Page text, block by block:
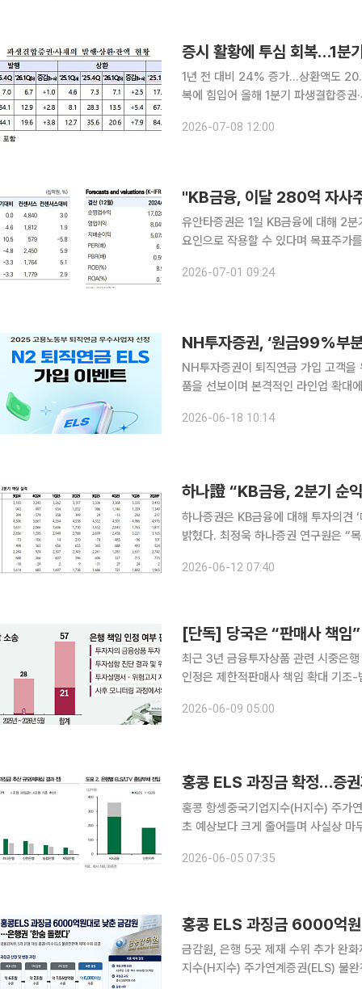
증시 활황에 투심 회복…1분
1년 전 대비 24% 증가…상환액도 20.6조
복에 힘입어 올해 1분기 파생결합증
독원이 9일 발표한 ‘올해 1분기 파생
2026-07-08 12:00
"KB금융, 이달 280억 자사
유안타증권은 1일 KB금융에 대해 2
요인으로 작용할 수 있다며 목표주
8306억원으로 컨센서스에 부합할 것
2026-07-01 09:24
NH투자증권, ‘원금99%부
NH투자증권이 퇴직연금 가입 고객
품을 선보이며 본격적인 라인업 확대에 나섰다. 18일 NH투자증권은 퇴직연
출시로 NH투자증권의 퇴직연금 전용
2026-06-18 10:14
하나證 “KB금융, 2분기 순
하나증권은 KB금융에 대해 투자의견
밝혔다. 최정욱 하나증권 연구원은 “목표주가 상향은 양호한 2분기 순익 전망과 향후 이익 추정치
의 2분기 추정 순이익을 1조9650억
2026-06-12 07:40
최근 3년 금융투자상품 관련 시중은
인정은 제한적판매사 책임 확대 기조-법원 판단 차
두고 있는 것으로 나타났다. 투자자
2026-06-09 05:00
홍콩 항셍중국기업지수(H지수) 주가
초 예상보다 크게 줄어들며 사실상
심의위원회를 열고 KB국민·신한·하
2026-06-05 07:35
홍콩 ELS 과징금 6000억원
금감원, 은행 5곳 제재 수위 추가 완화자율배
지수(H지수) 주가연계증권(ELS) 불